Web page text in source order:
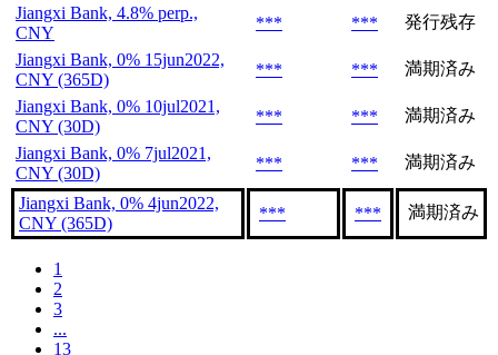
Jiangxi Bank, 4.8% perp.,
CNY
*** ***
発行残存
Jiangxi Bank, 0% 15jun2022,
CNY (365D)
*** ***
満期済み
Jiangxi Bank, 0% 10jul2021,
CNY (30D)
*** ***
満期済み
Jiangxi Bank, 0% 7jul2021,
CNY (30D)
*** *** 満期済み
Jiangxi Bank, 0% 4jun2022,
CNY (365D)
*** *** 満期済み
1
2
3
...
13